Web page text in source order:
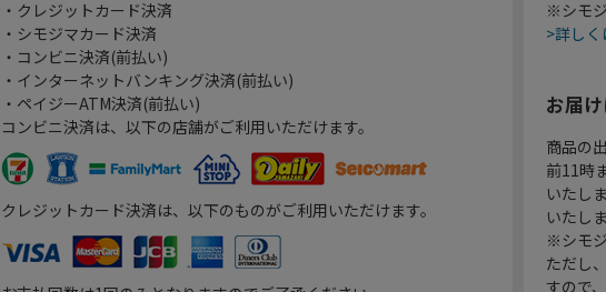
・クレジットカード決済
・シモジマカード決済
・コンビニ決済(前払い)
・インターネットバンキング決済(前払い)
・ペイジーATM決済(前払い)
コンビニ決済は、以下の店舗がご利用いただけます。
クレジットカード決済は、以下のものがご利用いただけます。
※シモ
>詳し
お届
商品の
前11時
いたし
いたし
※シモ
ただし
すので